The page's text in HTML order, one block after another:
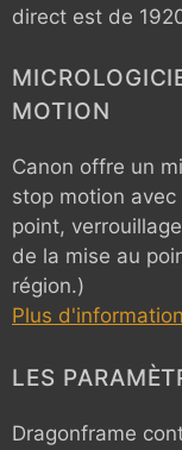
direct est de
MOTION
Canon offre un
stop motion
point,
de la mise au
région.)
Plus
LES
Dragonframe